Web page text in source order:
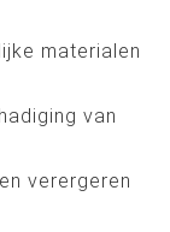
materialen
van
verergeren